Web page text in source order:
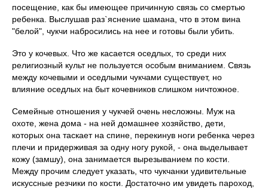
посещение, как бы имеющее причинную связь со смертью
ребенка. Выслушав раз`яснение шамана, что в этом вина
"белой", чукчи набросились на нее и готовы были убить.
Это у кочевых. Что же касается оседлых, то среди них
религиозный культ не пользуется особым вниманием. Связь
между кочевыми и оседлыми чукчами существует, но
влияние оседлых на быт кочевников слишком ничтожное.
Семейные отношения у чукчей очень несложны. Муж на
охоте, жена дома - на ней домашнее хозяйство, дети,
которых она таскает на спине, перекинув ноги ребенка через
плечи и придерживая за одну ногу рукой, - она выделывает
кожу (замшу), она занимается вырезыванием по кости.
Между прочим следует указать, что чукчанки удивительные
искуссные резчики по кости. Достаточно им увидеть пароход,